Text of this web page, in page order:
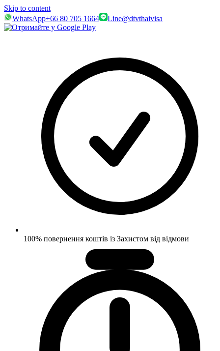
Skip to content
WhatsApp+66 80 705 1664 Line@dtvthaivisa
100% повернення коштів із Захистом від відмови